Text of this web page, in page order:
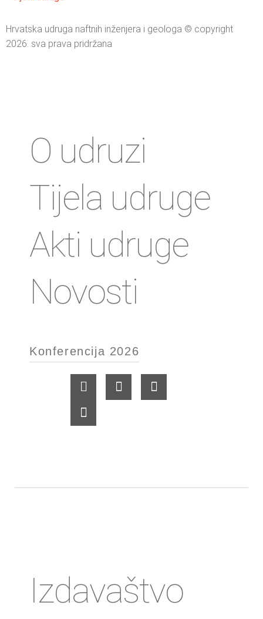
Hrvatska udruga naftnih inženjera i geologa © copyright
2026. sva prava pridržana
O udruzi
Tijela udruge
Akti udruge
Novosti
Konferencija 2026
Izdavaštvo